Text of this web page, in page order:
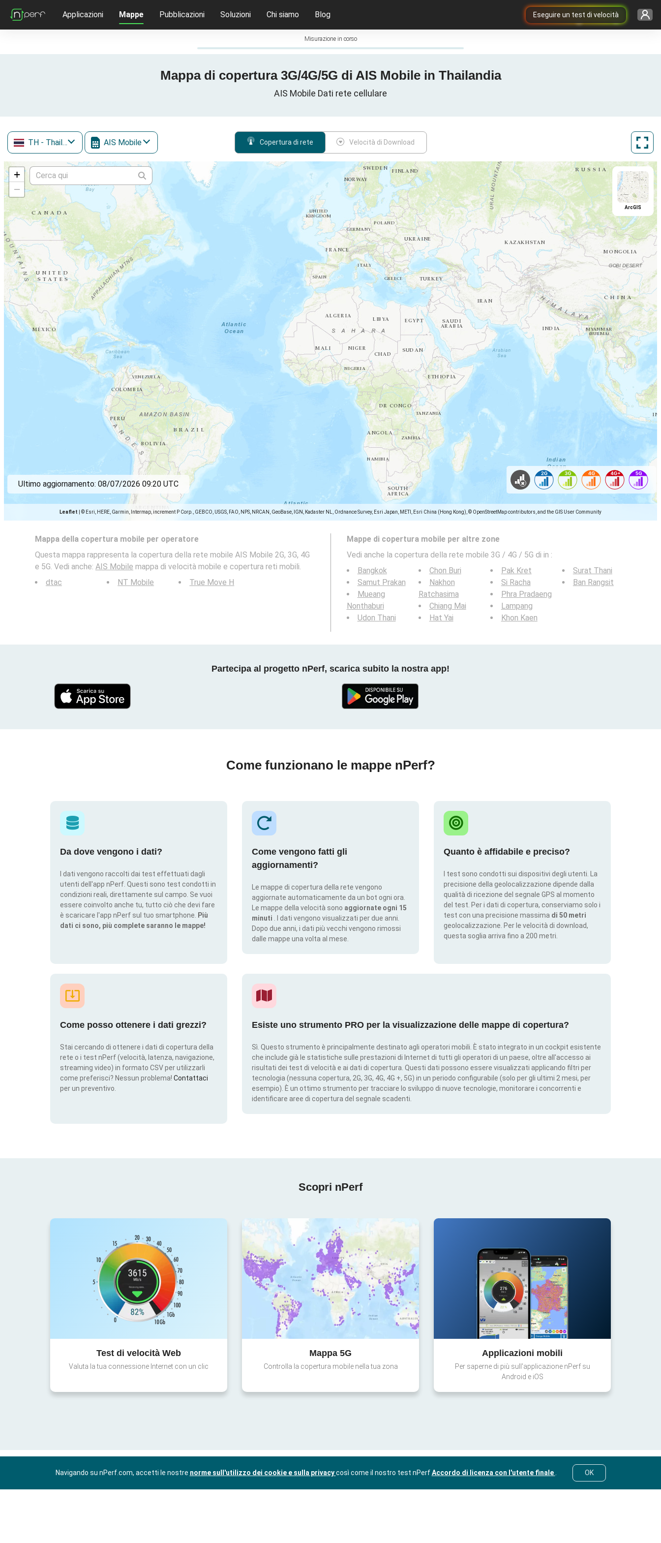
Eseguire un test di velocità
Applicazioni Mappe Pubblicazioni Soluzioni Chi siamo Blog
Misurazione in corso
Mappa di copertura 3G/4G/5G di AIS Mobile in Thailandia
AIS Mobile Dati rete cellulare
TH - Thailandia AIS Mobile Copertura di rete Velocità di Download
+
−
Leaflet © Esri, HERE, Garmin, Intermap, increment P Corp., GEBCO, USGS, FAO, NPS, NRCAN, GeoBase, IGN, Kadaster NL, Ordnance Survey, Esri Japan, METI, Esri China (Hong Kong), © OpenStreetMap contributors, and the GIS User Community
ArcGIS
Ultimo aggiornamento: 08/07/2026 09:20 UTC
Mappa della copertura mobile per operatore
Questa mappa rappresenta la copertura della rete mobile AIS Mobile 2G, 3G, 4G
e 5G. Vedi anche: AIS Mobile mappa di velocità mobile e copertura reti mobili.
dtac
NT Mobile True Move H
Mappe di copertura mobile per altre zone
Vedi anche la copertura della rete mobile 3G / 4G / 5G di in :
Bangkok
Samut Prakan
Mueang
Nonthaburi
Udon Thani
Chon Buri
Nakhon
Ratchasima
Chiang Mai
Hat Yai
Pak Kret
Si Racha
Phra Pradaeng
Lampang
Khon Kaen
Surat Thani
Ban Rangsit
Partecipa al progetto nPerf, scarica subito la nostra app!
Come funzionano le mappe nPerf?
Da dove vengono i dati?
I dati vengono raccolti dai test effettuati dagli
utenti dell'app nPerf. Questi sono test condotti in
condizioni reali, direttamente sul campo. Se vuoi
essere coinvolto anche tu, tutto ciò che devi fare
è scaricare l'app nPerf sul tuo smartphone.
Più
dati ci sono, più complete saranno le mappe!
Come vengono fatti gli
aggiornamenti?
Le mappe di copertura della rete vengono
aggiornate automaticamente da un bot ogni ora.
Le mappe della velocità sono aggiornate ogni 15
minuti
. I dati vengono visualizzati per due anni.
Dopo due anni, i dati più vecchi vengono rimossi
dalle mappe una volta al mese.
Quanto è affidabile e preciso?
I test sono condotti sui dispositivi degli utenti. La
precisione della geolocalizzazione dipende dalla
qualità di ricezione del segnale GPS al momento
del test. Per i dati di copertura, conserviamo solo i
test con una precisione massima di 50 metri
geolocalizzazione. Per le velocità di download,
questa soglia arriva fino a 200 metri.
Come posso ottenere i dati grezzi?
Stai cercando di ottenere i dati di copertura della
rete o i test nPerf (velocità, latenza, navigazione,
streaming video) in formato CSV per utilizzarli
come preferisci? Nessun problema! Contattaci
per un preventivo.
Esiste uno strumento PRO per la visualizzazione delle mappe di copertura?
Sì. Questo strumento è principalmente destinato agli operatori mobili. È stato integrato in un cockpit esistente
che include già le statistiche sulle prestazioni di Internet di tutti gli operatori di un paese, oltre all'accesso ai
risultati dei test di velocità e ai dati di copertura. Questi dati possono essere visualizzati applicando filtri per
tecnologia (nessuna copertura, 2G, 3G, 4G, 4G +, 5G) in un periodo configurabile (solo per gli ultimi 2 mesi, per
esempio). È un ottimo strumento per tracciare lo sviluppo di nuove tecnologie, monitorare i concorrenti e
identificare aree di copertura del segnale scadenti.
Scopri nPerf
Test di velocità Web
Valuta la tua connessione Internet con un clic
Mappa 5G
Controlla la copertura mobile nella tua zona
Applicazioni mobili
Per saperne di più sull'applicazione nPerf su
Android e iOS
Navigando su nPerf.com, accetti le nostre norme sull'utilizzo dei cookie e sulla privacycosì come il nostro test nPerfAccordo di licenza con l'utente finale OK